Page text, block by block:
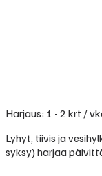
Harjaus: 1 - 2 krt /
Lyhyt, tiivis ja
syksy) harjaa